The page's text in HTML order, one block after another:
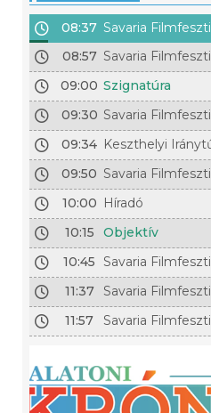
08:37 Savaria
08:57 Savaria
09:00 Szignatúra
09:30 Savaria
09:34 Keszthelyi
09:50 Savaria
10:00 Híradó
10:15
Objektív
10:45 Savaria
11:37
Savaria
11:57
Savaria